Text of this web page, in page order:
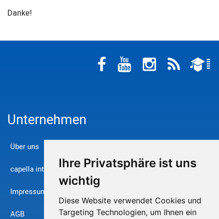
Ihre Privatsphäre ist uns
wichtig
Diese Website verwendet Cookies und
Targeting Technologien, um Ihnen ein
Danke!
Unternehmen
Über uns
capella international
Impressum
AGB